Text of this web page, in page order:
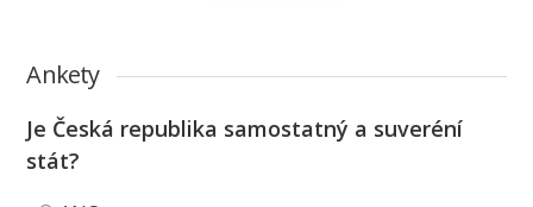
Ankety
Je Česká republika samostatný a suveréní
stát?